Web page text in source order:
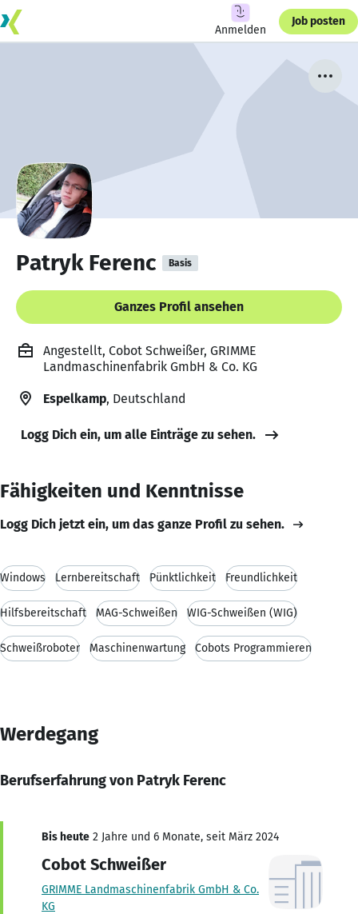
Anmelden
Job posten
Patryk Ferenc Basis
Ganzes Profil ansehen
Angestellt, Cobot Schweißer, GRIMME
Landmaschinenfabrik GmbH & Co. KG
Espelkamp, Deutschland
Logg Dich ein, um alle Einträge zu sehen.
Fähigkeiten und Kenntnisse
Logg Dich jetzt ein, um das ganze Profil zu sehen.
Windows Lernbereitschaft Pünktlichkeit Freundlichkeit
Hilfsbereitschaft MAG-Schweißen WIG-Schweißen (WIG)
Schweißroboter Maschinenwartung Cobots Programmieren
Werdegang
Berufserfahrung von Patryk Ferenc
Bis heute 2 Jahre und 6 Monate, seit März 2024
Cobot Schweißer
GRIMME Landmaschinenfabrik GmbH & Co.
KG